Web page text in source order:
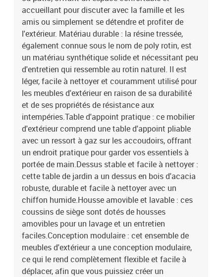
55 x 55 cm (l x P)Hauteur du siège à partir du sol : 37 cmTable
:Couleur : beigeMatériau : résine tressée, acier enduit de poudre,
bois d'acacia massif avec finition à l'huileDimensions : 55 x 55 x
37 cm (L x l x H)Coussin :Couleur : gris clairMatériau de la
couverture : tissu (100 % polyester)Matériau de remplissage du
coussin de siège : mousseMatériau de remplissage du coussin de
dossier : fibre de cotonDimensions du coussin de siège : 55 x 55 x
3 cm (l x P x é)Dimensions du coussin de dossier : 55 x 45 x 13 cm
(L x l x é)La livraison contient :1 x siège central2 x canapé avec
accoudoirs1 x repose-pied1 x table de jardin3 x coussin de
dossier4 x coussin de siège avec housse amovible et lavable
accueillant pour discuter avec la famille et les
amis ou simplement se détendre et profiter de
l'extérieur. Matériau durable : la résine tressée,
également connue sous le nom de poly rotin, est
un matériau synthétique solide et nécessitant peu
d'entretien qui ressemble au rotin naturel. Il est
léger, facile à nettoyer et couramment utilisé pour
les meubles d'extérieur en raison de sa durabilité
et de ses propriétés de résistance aux
intempéries.Table d'appoint pratique : ce mobilier
d'extérieur comprend une table d'appoint pliable
avec un ressort à gaz sur les accoudoirs, offrant
un endroit pratique pour garder vos essentiels à
portée de main.Dessus stable et facile à nettoyer :
cette table de jardin a un dessus en bois d'acacia
robuste, durable et facile à nettoyer avec un
chiffon humide.Housse amovible et lavable : ces
coussins de siège sont dotés de housses
amovibles pour un lavage et un entretien
faciles.Conception modulaire : cet ensemble de
meubles d'extérieur a une conception modulaire,
ce qui le rend complètement flexible et facile à
déplacer, afin que vous puissiez créer un